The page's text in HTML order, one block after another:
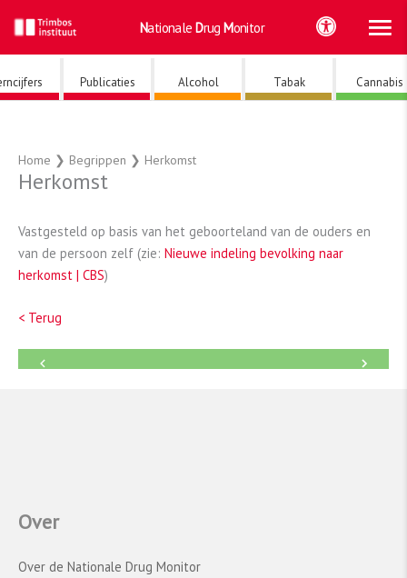
naar
de
inhoud
Nationale Drug Monitor
Publicaties Alcohol Tabak Cannabis
Home ❯ Begrippen ❯ Herkomst
Herkomst
Vastgesteld op basis van het geboorteland van de ouders en
van de persoon zelf (zie: Nieuwe indeling bevolking naar
herkomst | CBS)
< Terug
→
←
Over
Over de Nationale Drug Monitor